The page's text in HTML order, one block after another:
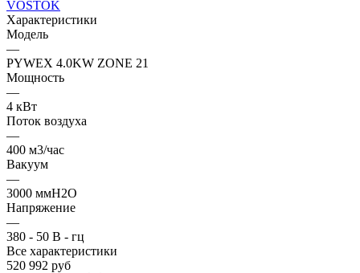
VOSTOK
Характеристики
Модель
—
PYWEX 4.0KW ZONE 21
Мощность
—
4 кВт
Поток воздуха
—
400 м3/час
Вакуум
—
3000 ммH2O
Напряжение
—
380 - 50 В - гц
Все характеристики
520 992 руб